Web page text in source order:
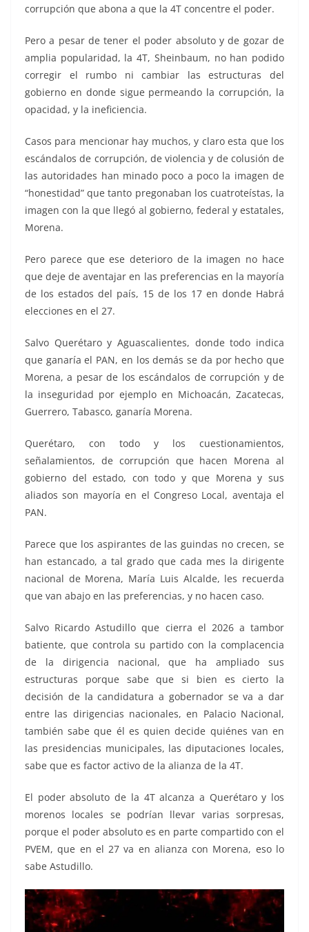
corrupción que abona a que la 4T concentre el poder.
Pero a pesar de tener el poder absoluto y de gozar de
amplia popularidad, la 4T, Sheinbaum, no han podido
corregir el rumbo ni cambiar las estructuras del
gobierno en donde sigue permeando la corrupción, la
opacidad, y la ineficiencia.
Casos para mencionar hay muchos, y claro esta que los
escándalos de corrupción, de violencia y de colusión de
las autoridades han minado poco a poco la imagen de
“honestidad” que tanto pregonaban los cuatroteístas, la
imagen con la que llegó al gobierno, federal y estatales,
Morena.
Pero parece que ese deterioro de la imagen no hace
que deje de aventajar en las preferencias en la mayoría
de los estados del país, 15 de los 17 en donde Habrá
elecciones en el 27.
Salvo Querétaro y Aguascalientes, donde todo indica
que ganaría el PAN, en los demás se da por hecho que
Morena, a pesar de los escándalos de corrupción y de
la inseguridad por ejemplo en Michoacán, Zacatecas,
Guerrero, Tabasco, ganaría Morena.
Querétaro, con todo y los cuestionamientos,
señalamientos, de corrupción que hacen Morena al
gobierno del estado, con todo y que Morena y sus
aliados son mayoría en el Congreso Local, aventaja el
PAN.
Parece que los aspirantes de las guindas no crecen, se
han estancado, a tal grado que cada mes la dirigente
nacional de Morena, María Luis Alcalde, les recuerda
que van abajo en las preferencias, y no hacen caso.
Salvo Ricardo Astudillo que cierra el 2026 a tambor
batiente, que controla su partido con la complacencia
de la dirigencia nacional, que ha ampliado sus
estructuras porque sabe que si bien es cierto la
decisión de la candidatura a gobernador se va a dar
entre las dirigencias nacionales, en Palacio Nacional,
también sabe que él es quien decide quiénes van en
las presidencias municipales, las diputaciones locales,
sabe que es factor activo de la alianza de la 4T.
El poder absoluto de la 4T alcanza a Querétaro y los
morenos locales se podrían llevar varias sorpresas,
porque el poder absoluto es en parte compartido con el
PVEM, que en el 27 va en alianza con Morena, eso lo
sabe Astudillo.